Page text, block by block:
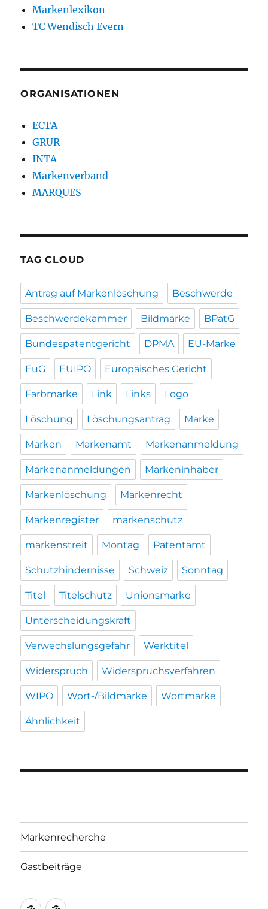
Markenlexikon
TC Wendisch Evern
ORGANISATIONEN
ECTA
GRUR
INTA
Markenverband
MARQUES
TAG CLOUD
Antrag auf Markenlöschung Beschwerde
Beschwerdekammer Bildmarke BPatG
Bundespatentgericht DPMA EU-Marke
EuG EUIPO Europäisches Gericht
Farbmarke Link Links Logo
Löschung Löschungsantrag Marke
Marken Markenamt Markenanmeldung
Markenanmeldungen Markeninhaber
Markenlöschung Markenrecht
Markenregister markenschutz
markenstreit Montag Patentamt
Schutzhindernisse Schweiz Sonntag
Titel Titelschutz Unionsmarke
Unterscheidungskraft
Verwechslungsgefahr Werktitel
Widerspruch Widerspruchsverfahren
WIPO Wort-/Bildmarke Wortmarke
Ähnlichkeit
Markenrecherche
Gastbeiträge